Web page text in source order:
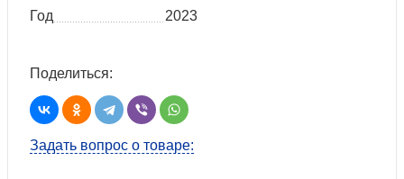
Год
2023
Поделиться:
Задать вопрос о товаре: